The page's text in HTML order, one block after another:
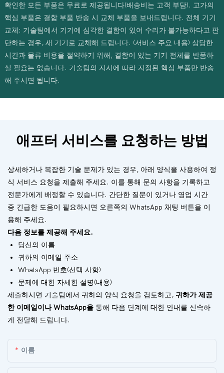
확인한 모든 부품은 무료로 제공됩니다(배송비는 고객 부담). 고가의
핵심 부품은 결함 부품 반송 시 교체 부품을 보내드립니다. 전체 기기
교체: 기술팀에서 기기에 심각한 결함이 있어 수리가 불가능하다고 판
단하는 경우, 새 기기로 교체해 드립니다. (서비스 주요 내용) 상당한
시간과 물류 비용을 절약하기 위해, 결함이 있는 기기 전체를 ​​반품하
실 필요는 없습니다. 기술팀의 지시에 따라 지정된 핵심 부품만 반송
해 주시면 됩니다.
애프터 서비스를 요청하는 방법
상세하거나 복잡한 기술 문제가 있는 경우, 아래 양식을 사용하여 정
식 서비스 요청을 제출해 주세요. 이를 통해 문의 사항을 기록하고
전문가에게 배정할 수 있습니다. 간단한 질문이 있거나 영업 시간
중 긴급한 도움이 필요하시면 오른쪽의 WhatsApp 채팅 버튼을 이
용해 주세요.
다음 정보를 제공해 주세요.
당신의 이름
귀하의 이메일 주소
WhatsApp 번호(선택 사항)
문제에 대한 자세한 설명(내용)
제출하시면 기술팀에서 귀하의 양식 요청을 검토하고, 귀하가 제공
한 이메일이나 WhatsApp을 통해 다음 단계에 대한 안내를 신속하
게 전달해 드립니다.
이름